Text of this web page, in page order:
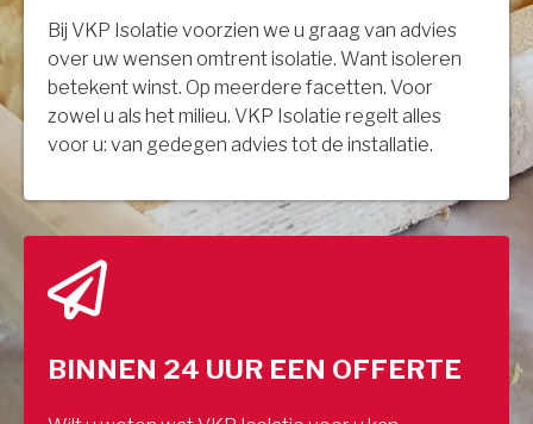
Bij VKP Isolatie voorzien we u graag van advies
over uw wensen omtrent isolatie. Want isoleren
betekent winst. Op meerdere facetten. Voor
zowel u als het milieu. VKP Isolatie regelt alles
voor u: van gedegen advies tot de installatie.
BINNEN 24 UUR EEN OFFERTE